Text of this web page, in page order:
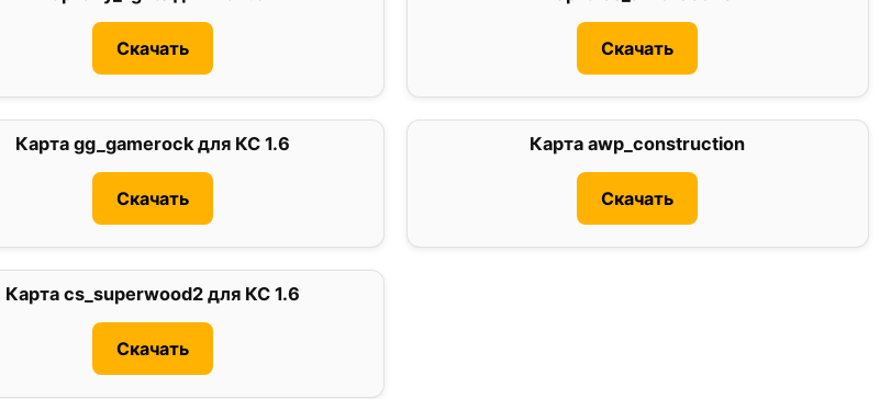
Скачать Скачать
Карта gg_gamerock для КС 1.6
Скачать
Карта awp_construction
Скачать
Карта cs_superwood2 для КС 1.6
Скачать